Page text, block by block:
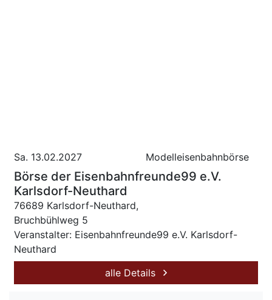
Sa. 13.02.2027 Modelleisenbahnbörse
Börse der Eisenbahnfreunde99 e.V.
Karlsdorf-Neuthard
76689 Karlsdorf-Neuthard,
Bruchbühlweg 5
Veranstalter: Eisenbahnfreunde99 e.V. Karlsdorf-
Neuthard
alle Details